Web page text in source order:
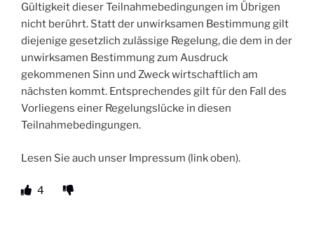
Gültigkeit dieser Teilnahmebedingungen im Übrigen
nicht berührt. Statt der unwirksamen Bestimmung gilt
diejenige gesetzlich zulässige Regelung, die dem in der
unwirksamen Bestimmung zum Ausdruck
gekommenen Sinn und Zweck wirtschaftlich am
nächsten kommt. Entsprechendes gilt für den Fall des
Vorliegens einer Regelungslücke in diesen
Teilnahmebedingungen.
Lesen Sie auch unser Impressum (link oben).
4